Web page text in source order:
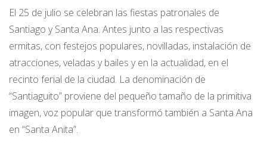
El 25 de julio se celebran las fiestas patronales de
Santiago y Santa Ana. Antes junto a las respectivas
ermitas, con festejos populares, novilladas, instalación de
atracciones, veladas y bailes y en la actualidad, en el
recinto ferial de la ciudad. La denominación de
“Santiaguito” proviene del pequeño tamaño de la primitiva
imagen, voz popular que transformó también a Santa Ana
en “Santa Anita”.